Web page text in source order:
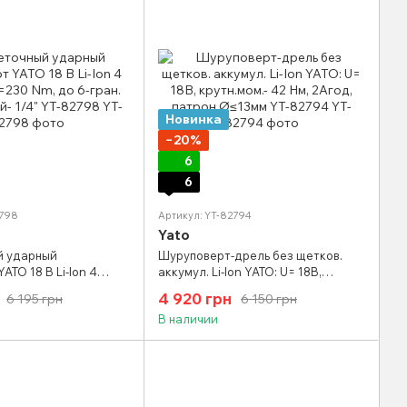
ударный
18 В Li-Ion 4
4" YT-82798
6 195 грн
Новинка
−20%
6
6
Артикул: YT-82794
Yato
Шуруповерт-дрель без щетков.
аккумул. Li-Ion YATO: U= 18В,
Ø≤13мм YT-827946 150 грн
4 920 грн
В наличии